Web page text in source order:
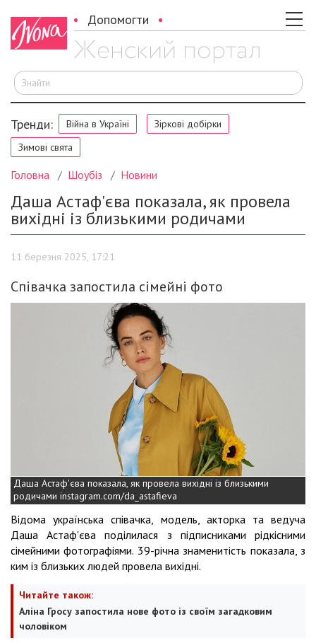
Допомогти
Тренди: Війна в Україні
Зіркові добірки
Зимові свята
Головна Шоубіз Новини
Даша Астаф'єва показала, як провела
вихідні із близькими родичами
11 березня 2025, 17:21
Співачка запостила сімейні фото
Даша Астаф'єва показала, як провела вихідні із близькими
родичами instagram.com/da_astafieva
Відома українська співачка, модель, акторка та ведуча
Даша Астаф'єва поділилася з підписниками рідкісними
сімейними фотографіями. 39-річна знаменитість показала, з
ким із близьких людей провела вихідні.
Читайте також:
Аліна Гросу запостила нове фото із своїм загадковим
чоловіком